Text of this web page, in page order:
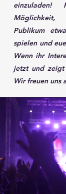
Publikum
spielen und
Wenn ihr
jetzt und zeigt
Wir freuen uns